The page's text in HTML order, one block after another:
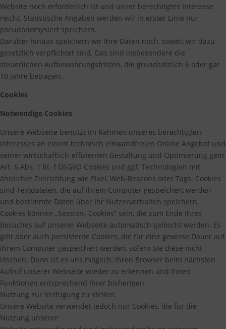
Website noch erforderlich ist und unser berechtigtes Interesse
reicht. Statistische Angaben werden wir in erster Linie nur
pseudonomysiert speichern.
Darüber hinaus speichern wir Ihre Daten noch, soweit wir dazu
gesetzlich verpflichtet sind. Das sind insbesondere die
steuerlichen Aufbewahrungsfristen, die grundsätzlich 6 oder gar
10 Jahre betragen.
Cookies
Notwendige Cookies
Unsere Webseite benutzt im Rahmen unseres berechtigten
Interesses an einem technisch einwandfreien Online Angebot und
seiner wirtschaftlich-effizienten Gestaltung und Optimierung gem.
Art. 6 Abs. 1 lit. f DSGVO Cookies und ggf. Technologien mit
ähnlicher Zielrichtung wie Pixel, Web-Beacons oder Tags. Cookies
sind Textdateien, die auf Ihrem Computer gespeichert werden
und bestimmte Daten über Ihr Nutzerverhalten speichern.
Cookies können „Session- Cookies“ sein, die zum Ende Ihres
Besuches auf unserer Webseite automatisch gelöscht werden. Es
gibt aber auch persistente Cookies, die für eine gewisse Dauer auf
ihrem Computer gespeichert werden, sofern Sie diese nicht
löschen. Dann ist es uns möglich, Ihren Browser beim nächsten
Aufruf unserer Webseite wieder zu erkennen und Ihnen
Funktionen entsprechend Ihrer bisherigen
Nutzung zur Verfügung zu stellen.
Unsere Website verwendet jedoch nur Cookies, die für die
Nutzung unserer